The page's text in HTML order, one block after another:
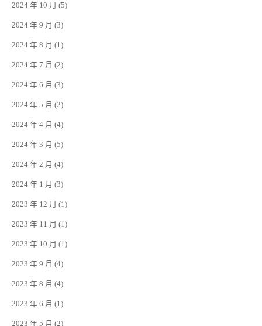
2024 年 10 月 (5)
2024 年 9 月 (3)
2024 年 8 月 (1)
2024 年 7 月 (2)
2024 年 6 月 (3)
2024 年 5 月 (2)
2024 年 4 月 (4)
2024 年 3 月 (5)
2024 年 2 月 (4)
2024 年 1 月 (3)
2023 年 12 月 (1)
2023 年 11 月 (1)
2023 年 10 月 (1)
2023 年 9 月 (4)
2023 年 8 月 (4)
2023 年 6 月 (1)
2023 年 5 月 (2)